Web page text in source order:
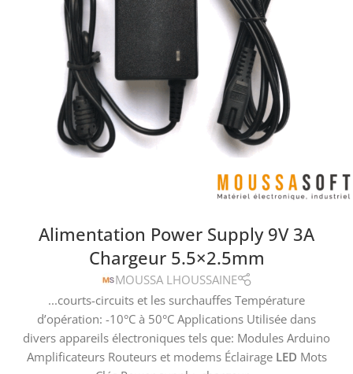
Alimentation Power Supply 9V 3A
Chargeur 5.5×2.5mm
MOUSSA LHOUSSAINE
...courts-circuits et les surchauffes Température
d’opération: -10°C à 50°C Applications Utilisée dans
divers appareils électroniques tels que: Modules Arduino
Amplificateurs Routeurs et modems Éclairage LED Mots